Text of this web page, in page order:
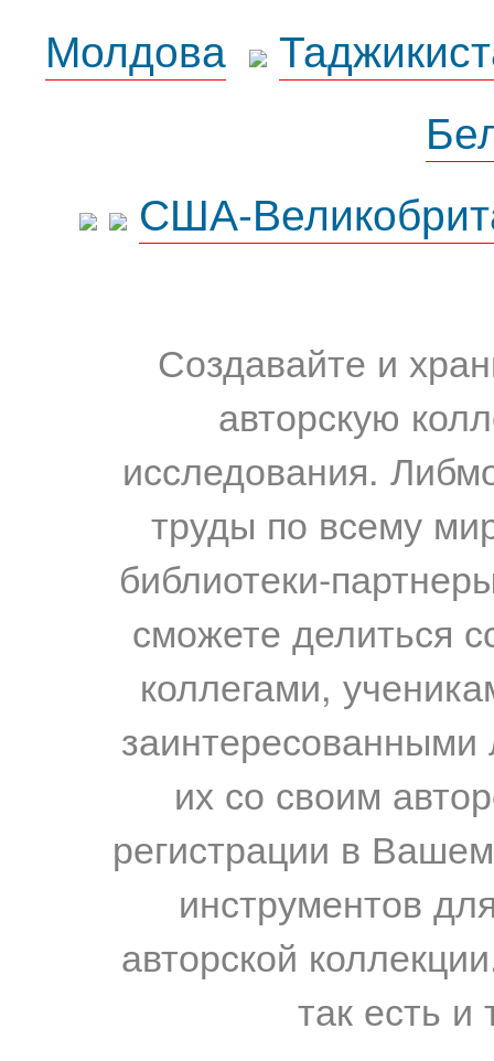
Молдова
США-
Создавайте и
авторскую
исследования.
труды по всему
библиотеки-
сможете делиться
коллегами,
их со своим
регистрации в
инструментов
авторской
так есть и